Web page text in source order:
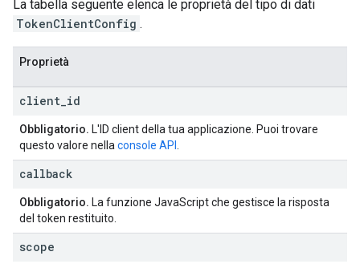
La tabella seguente elenca le proprietà del tipo di dati
TokenClientConfig .
Proprietà
client id
Obbligatorio. L'ID client della tua applicazione. Puoi trovare
questo valore nella console API
callback
Obbligatorio. La funzione JavaScript che gestisce la risposta
del token restituito.
scope